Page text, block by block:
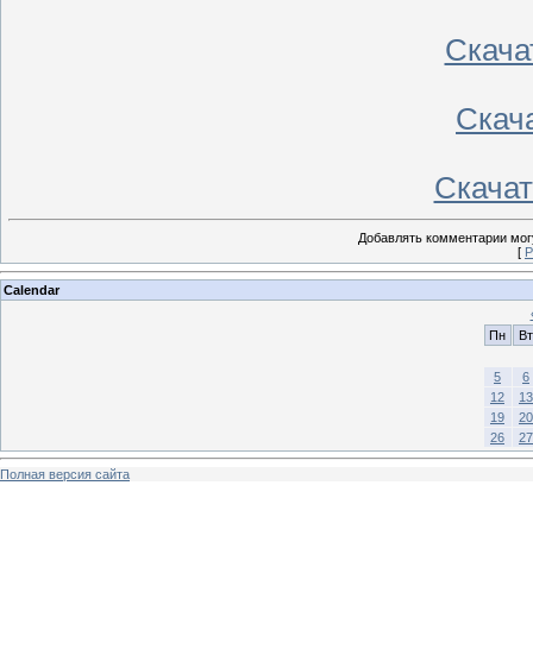
Добавлять комментарии
[
Calendar
Пн
Вт
5
6
12
13
19
20
26
27
Полная версия сайта